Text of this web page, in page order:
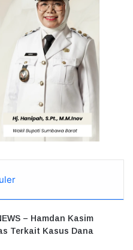
– Hamdan Kasim
Terkait Kasus Dana